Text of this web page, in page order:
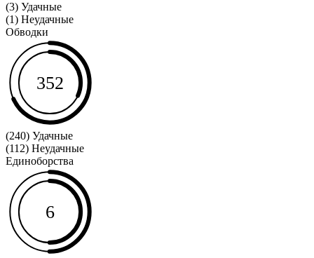
(3) Удачные
(1) Неудачные
Обводки
352
(240) Удачные
(112) Неудачные
Единоборства
6